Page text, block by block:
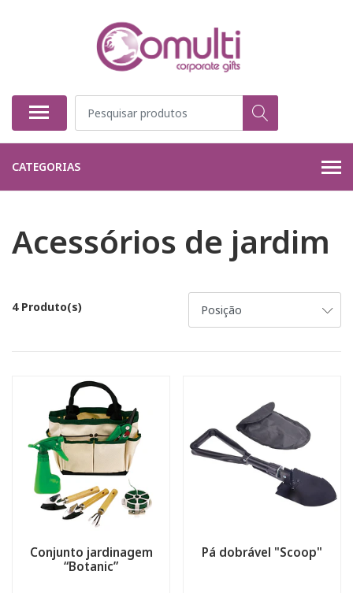
CATEGORIAS
Acessórios de jardim
4 Produto(s)
Conjunto jardinagem
“Botanic”
Pá dobrável "Scoop"